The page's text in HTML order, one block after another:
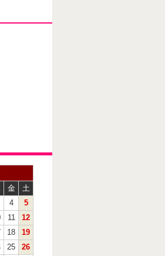
金
土
4
5
11
12
18
19
25 26